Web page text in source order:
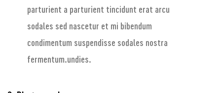
parturient a parturient tincidunt erat arcu
sodales sed nascetur et mi bibendum
condimentum suspendisse sodales nostra
fermentum.undies.